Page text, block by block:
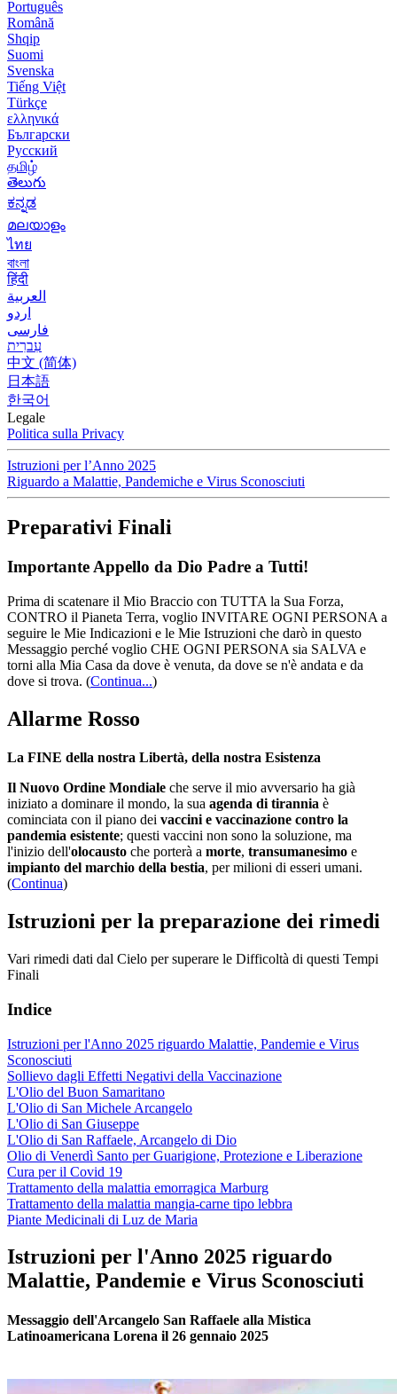
Português
Română
Shqip
Suomi
Svenska
Tiếng Việt
Türkçe
ελληνικά
Български
Русский
தமிழ்
తెలుగు
ಕನ್ನಡ
മലയാളം
ไทย
বাংলা
हिंदी
العربية
اردو
فارسی
עִברִית
中文 (简体)
日本語
한국어
Legale
Politica sulla Privacy
Istruzioni per l’Anno 2025
Riguardo a Malattie, Pandemiche e Virus Sconosciuti
Preparativi Finali
Importante Appello da Dio Padre a Tutti!
Prima di scatenare il Mio Braccio con TUTTA la Sua Forza,
CONTRO il Pianeta Terra, voglio INVITARE OGNI PERSONA a
seguire le Mie Indicazioni e le Mie Istruzioni che darò in questo
Messaggio perché voglio CHE OGNI PERSONA sia SALVA e
torni alla Mia Casa da dove è venuta, da dove se n'è andata e da
dove si trova. (Continua...)
Allarme Rosso
La FINE della nostra Libertà, della nostra Esistenza
Il Nuovo Ordine Mondiale che serve il mio avversario ha già
iniziato a dominare il mondo, la sua agenda di tirannia è
cominciata con il piano dei vaccini e vaccinazione contro la
pandemia esistente; questi vaccini non sono la soluzione, ma
l'inizio dell'olocausto che porterà a morte, transumanesimo e
impianto del marchio della bestia, per milioni di esseri umani.
(Continua)
Istruzioni per la preparazione dei rimedi
Vari rimedi dati dal Cielo per superare le Difficoltà di questi Tempi
Finali
Indice
Istruzioni per l'Anno 2025 riguardo Malattie, Pandemie e Virus
Sconosciuti
Sollievo dagli Effetti Negativi della Vaccinazione
L'Olio del Buon Samaritano
L'Olio di San Michele Arcangelo
L'Olio di San Giuseppe
L'Olio di San Raffaele, Arcangelo di Dio
Olio di Venerdì Santo per Guarigione, Protezione e Liberazione
Cura per il Covid 19
Trattamento della malattia emorragica Marburg
Trattamento della malattia mangia-carne tipo lebbra
Piante Medicinali di Luz de Maria
Istruzioni per l'Anno 2025 riguardo
Malattie, Pandemie e Virus Sconosciuti
Messaggio dell'Arcangelo San Raffaele alla Mistica
Latinoamericana Lorena il 26 gennaio 2025